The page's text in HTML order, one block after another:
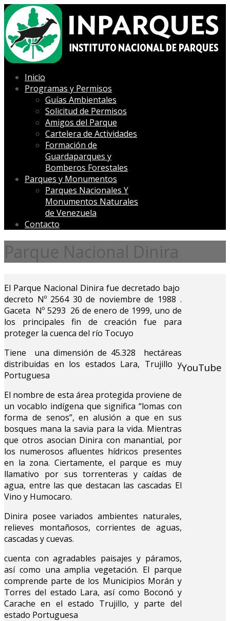
Inicio
Programas y Permisos
Guías Ambientales
Solicitud de Permisos
Amigos del Parque
Cartelera de Actividades
Formación de
Guardaparques y
Bomberos Forestales
Parques y Monumentos
Parques Nacionales Y
Monumentos Naturales
de Venezuela
Contacto
Parque Nacional Dinira
El Parque Nacional Dinira fue decretado bajo
decreto Nº 2564 30 de noviembre de 1988 .
Gaceta Nº 5293 26 de enero de 1999, uno de
los principales fin de creación fue para
proteger la cuenca del río Tocuyo
Tiene una dimensión de 45.328 hectáreas
distribuidas en los estados Lara, Trujillo y
Portuguesa
El nombre de esta área protegida proviene de
un vocablo indígena que significa “lomas con
forma de senos”, en alusión a que en sus
bosques mana la savia para la vida. Mientras
que otros asocian Dinira con manantial, por
los numerosos afluentes hídricos presentes
en la zona. Ciertamente, el parque es muy
llamativo por sus torrenteras y caídas de
agua, entre las que destacan las cascadas El
Vino y Humocaro.
Dinira posee variados ambientes naturales,
relieves montañosos, corrientes de aguas,
cascadas y cuevas.
cuenta con agradables paisajes y páramos,
así como una amplia vegetación. El parque
comprende parte de los Municipios Morán y
Torres del estado Lara, así como Boconó y
Carache en el estado Trujillo, y parte del
estado Portuguesa
YouTube